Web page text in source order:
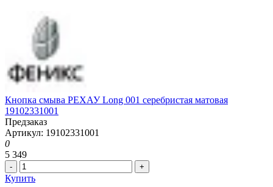
Кнопка смыва РЕХАУ Long 001 серебристая матовая
19102331001
Предзаказ
Артикул: 19102331001
0
5 349
- +
Купить